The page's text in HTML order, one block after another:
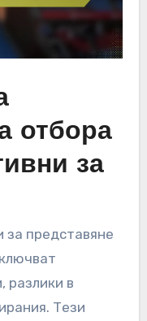
отбора
за
представяне
разлики в
Тези